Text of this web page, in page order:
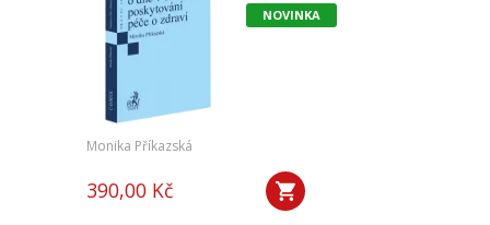
NOVINKA
Monika Příkazská
390,00 Kč